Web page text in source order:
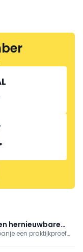
hernieuwbare
een praktijkproef